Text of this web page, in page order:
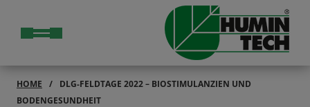
HOME
DLG-FELDTAGE 2022 – BIOSTIMULANZIEN UND
BODENGESUNDHEIT